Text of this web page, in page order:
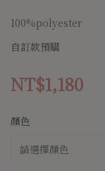
100%polyester
自訂款預購
NT$1,180
顏色
請選擇顏色